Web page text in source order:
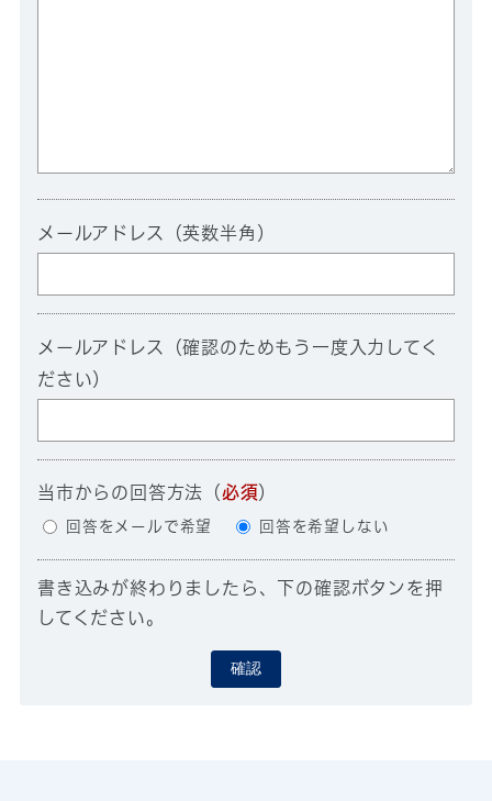
メールアドレス（英数半角）
メールアドレス（確認のためもう一度入力してく
ださい）
当市からの回答方法 （必須）
回答をメールで希望 回答を希望しない
書き込みが終わりましたら、下の確認ボタンを押
してください。
確認